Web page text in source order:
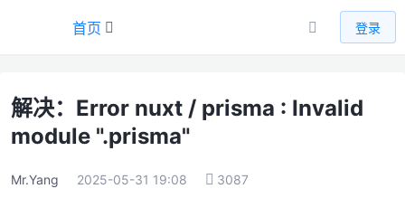
首页 登录
解决：Error nuxt / prisma : Invalid
module ".prisma"
Mr.Yang 2025-05-31 19:08 3087